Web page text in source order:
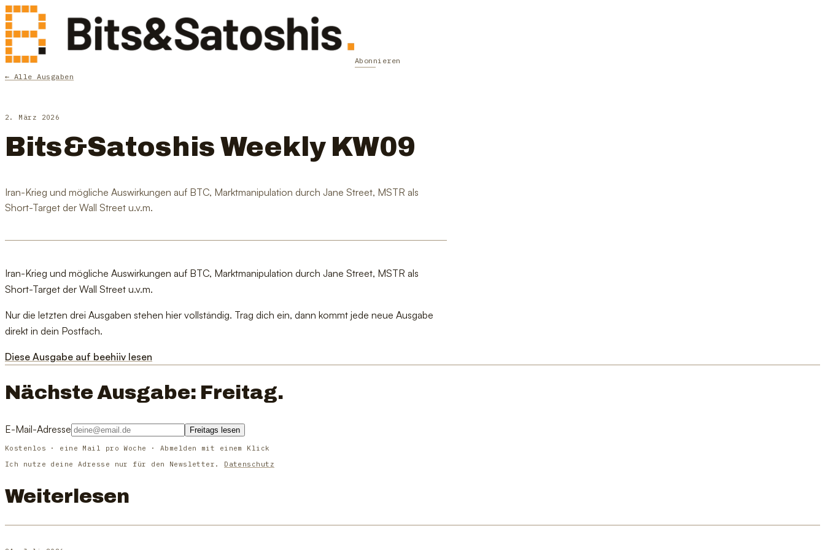
Abonnieren
← Alle Ausgaben
2. März 2026
Bits&Satoshis Weekly KW09
Iran-Krieg und mögliche Auswirkungen auf BTC, Marktmanipulation durch Jane Street, MSTR als
Short-Target der Wall Street u.v.m.
Iran-Krieg und mögliche Auswirkungen auf BTC, Marktmanipulation durch Jane Street, MSTR als
Short-Target der Wall Street u.v.m.
Nur die letzten drei Ausgaben stehen hier vollständig. Trag dich ein, dann kommt jede neue Ausgabe
direkt in dein Postfach.
Diese Ausgabe auf beehiiv lesen
Nächste Ausgabe: Freitag.
E-Mail-Adresse Freitags lesen
Kostenlos · eine Mail pro Woche · Abmelden mit einem Klick
Ich nutze deine Adresse nur für den Newsletter. Datenschutz
Weiterlesen